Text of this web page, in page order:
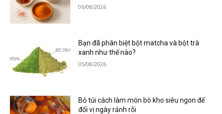
06/08/2026
Bạn đã phân biệt bột matcha và bột trà
xanh như thế nào?
05/08/2026
Bỏ túi cách làm món bò kho siêu ngon để
đổi vị ngày rảnh rỗi